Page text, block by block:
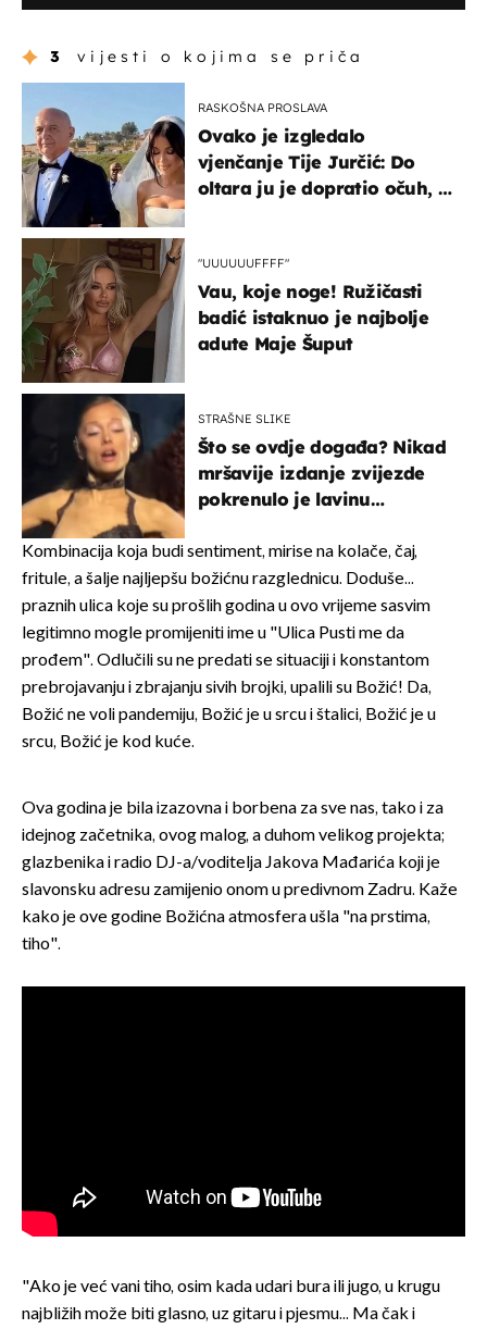
3 vijesti o kojima se priča
RASKOŠNA PROSLAVA
Ovako je izgledalo
vjenčanje Tije Jurčić: Do
oltara ju je dopratio očuh, a
"UUUUUUFFFF"
Vau, koje noge! Ružičasti
badić istaknuo je najbolje
adute Maje Šuput
STRAŠNE SLIKE
Što se ovdje događa? Nikad
mršavije izdanje zvijezde
pokrenulo je lavinu
Kombinacija koja budi sentiment, mirise na kolače, čaj,
fritule, a šalje najljepšu božićnu razglednicu. Doduše...
praznih ulica koje su prošlih godina u ovo vrijeme sasvim
legitimno mogle promijeniti ime u "Ulica Pusti me da
prođem". Odlučili su ne predati se situaciji i konstantom
prebrojavanju i zbrajanju sivih brojki, upalili su Božić! Da,
Božić ne voli pandemiju, Božić je u srcu i štalici, Božić je u
srcu, Božić je kod kuće.
Ova godina je bila izazovna i borbena za sve nas, tako i za
idejnog začetnika, ovog malog, a duhom velikog projekta;
glazbenika i radio DJ-a/voditelja Jakova Mađarića koji je
slavonsku adresu zamijenio onom u predivnom Zadru. Kaže
kako je ove godine Božićna atmosfera ušla "na prstima,
tiho".
"Ako je već vani tiho, osim kada udari bura ili jugo, u krugu
najbližih može biti glasno, uz gitaru i pjesmu... Ma čak i